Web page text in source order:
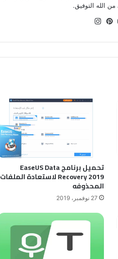
من الله التوفيق.
يوتي بينتي
س
ت
ام
تحميل برنامج EaseUS Data
Recovery 2019 لاستعادة الملفات
المحذوفه
27 نوفمبر، 2019